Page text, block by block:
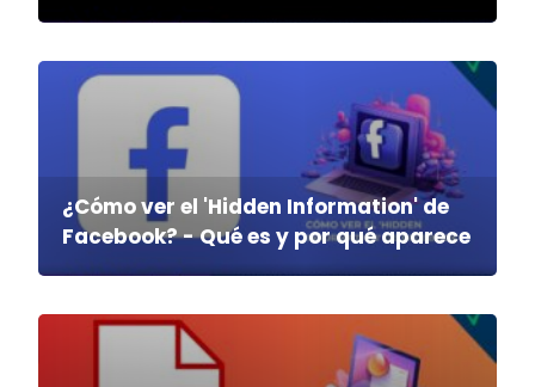
¿Cómo ver el 'Hidden Information' de
Facebook? - Qué es y por qué aparece